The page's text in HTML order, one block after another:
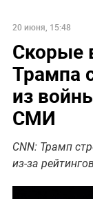
20 июня, 15:48
Скорые
Трампа
из
СМИ
CNN: Трамп
из-за